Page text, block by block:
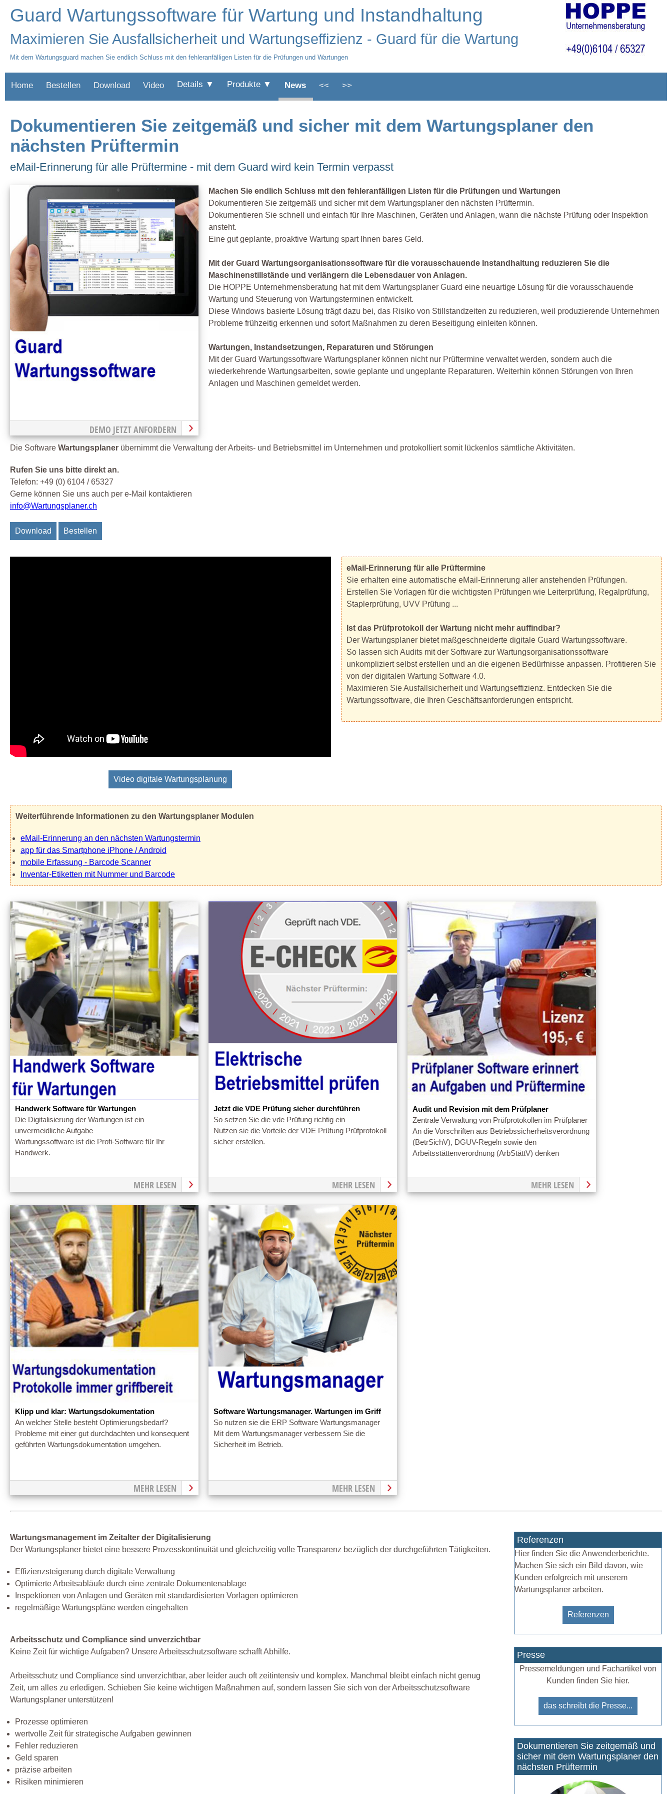
Guard Wartungssoftware für Wartung und Instandhaltung
Maximieren Sie Ausfallsicherheit und Wartungseffizienz - Guard für die Wartung
Mit dem Wartungsguard machen Sie endlich Schluss mit den fehleranfälligen Listen für die Prüfungen und Wartungen
Home Bestellen Download Video Details ▼ Produkte ▼ News << >>
Dokumentieren Sie zeitgemäß und sicher mit dem Wartungsplaner den
nächsten Prüftermin
eMail-Erinnerung für alle Prüftermine - mit dem Guard wird kein Termin verpasst
DEMO JETZT ANFORDERN
Machen Sie endlich Schluss mit den fehleranfälligen Listen für die Prüfungen und Wartungen
Dokumentieren Sie zeitgemäß und sicher mit dem Wartungsplaner den nächsten Prüftermin.
Dokumentieren Sie schnell und einfach für Ihre Maschinen, Geräten und Anlagen, wann die nächste Prüfung oder Inspektion
ansteht.
Eine gut geplante, proaktive Wartung spart Ihnen bares Geld.
Mit der Guard Wartungsorganisationssoftware für die vorausschauende Instandhaltung reduzieren Sie die
Maschinenstillstände und verlängern die Lebensdauer von Anlagen.
Die HOPPE Unternehmensberatung hat mit dem Wartungsplaner Guard eine neuartige Lösung für die vorausschauende
Wartung und Steuerung von Wartungsterminen entwickelt.
Diese Windows basierte Lösung trägt dazu bei, das Risiko von Stillstandzeiten zu reduzieren, weil produzierende Unternehmen
Probleme frühzeitig erkennen und sofort Maßnahmen zu deren Beseitigung einleiten können.
Wartungen, Instandsetzungen, Reparaturen und Störungen
Mit der Guard Wartungssoftware Wartungsplaner können nicht nur Prüftermine verwaltet werden, sondern auch die
wiederkehrende Wartungsarbeiten, sowie geplante und ungeplante Reparaturen. Weiterhin können Störungen von Ihren
Anlagen und Maschinen gemeldet werden.
Die Software Wartungsplaner übernimmt die Verwaltung der Arbeits- und Betriebsmittel im Unternehmen und protokolliert somit lückenlos sämtliche Aktivitäten.
Rufen Sie uns bitte direkt an.
Telefon: +49 (0) 6104 / 65327
Gerne können Sie uns auch per e-Mail kontaktieren
info@Wartungsplaner.ch
Download Bestellen
Video digitale Wartungsplanung
eMail-Erinnerung für alle Prüftermine
Sie erhalten eine automatische eMail-Erinnerung aller anstehenden Prüfungen.
Erstellen Sie Vorlagen für die wichtigsten Prüfungen wie Leiterprüfung, Regalprüfung,
Staplerprüfung, UVV Prüfung ...
Ist das Prüfprotokoll der Wartung nicht mehr auffindbar?
Der Wartungsplaner bietet maßgeschneiderte digitale Guard Wartungssoftware.
So lassen sich Audits mit der Software zur Wartungsorganisationssoftware
unkompliziert selbst erstellen und an die eigenen Bedürfnisse anpassen. Profitieren Sie
von der digitalen Wartung Software 4.0.
Maximieren Sie Ausfallsicherheit und Wartungseffizienz. Entdecken Sie die
Wartungssoftware, die Ihren Geschäftsanforderungen entspricht.
Weiterführende Informationen zu den Wartungsplaner Modulen
eMail-Erinnerung an den nächsten Wartungstermin
app für das Smartphone iPhone / Android
mobile Erfassung - Barcode Scanner
Inventar-Etiketten mit Nummer und Barcode
Handwerk Software für Wartungen
Die Digitalisierung der Wartungen ist ein
unvermeidliche Aufgabe
Wartungssoftware ist die Profi-Software für Ihr
Handwerk.
MEHR LESEN
Jetzt die VDE Prüfung sicher durchführen
So setzen Sie die vde Prüfung richtig ein
Nutzen sie die Vorteile der VDE Prüfung Prüfprotokoll
sicher erstellen.
MEHR LESEN
Audit und Revision mit dem Prüfplaner
Zentrale Verwaltung von Prüfprotokollen im Prüfplaner
An die Vorschriften aus Betriebssicherheitsverordnung
(BetrSichV), DGUV-Regeln sowie den
Arbeitsstättenverordnung (ArbStättV) denken
MEHR LESEN
Klipp und klar: Wartungsdokumentation
An welcher Stelle besteht Optimierungsbedarf?
Probleme mit einer gut durchdachten und konsequent
geführten Wartungsdokumentation umgehen.
MEHR LESEN
Software Wartungsmanager. Wartungen im Griff
So nutzen sie die ERP Software Wartungsmanager
Mit dem Wartungsmanager verbessern Sie die
Sicherheit im Betrieb.
MEHR LESEN
Wartungsmanagement im Zeitalter der Digitalisierung
Der Wartungsplaner bietet eine bessere Prozesskontinuität und gleichzeitig volle Transparenz bezüglich der durchgeführten Tätigkeiten.
Effizienzsteigerung durch digitale Verwaltung
Optimierte Arbeitsabläufe durch eine zentrale Dokumentenablage
Inspektionen von Anlagen und Geräten mit standardisierten Vorlagen optimieren
regelmäßige Wartungspläne werden eingehalten
Arbeitsschutz und Compliance sind unverzichtbar
Keine Zeit für wichtige Aufgaben? Unsere Arbeitsschutzsoftware schafft Abhilfe.
Arbeitsschutz und Compliance sind unverzichtbar, aber leider auch oft zeitintensiv und komplex. Manchmal bleibt einfach nicht genug
Zeit, um alles zu erledigen. Schieben Sie keine wichtigen Maßnahmen auf, sondern lassen Sie sich von der Arbeitsschutzsoftware
Wartungsplaner unterstützen!
Prozesse optimieren
wertvolle Zeit für strategische Aufgaben gewinnen
Fehler reduzieren
Geld sparen
präzise arbeiten
Risiken minimieren
Referenzen
Hier finden Sie die Anwenderberichte.
Machen Sie sich ein Bild davon, wie
Kunden erfolgreich mit unserem
Wartungsplaner arbeiten.
Referenzen
Presse
Pressemeldungen und Fachartikel von
Kunden finden Sie hier.
das schreibt die Presse...
Dokumentieren Sie zeitgemäß und
sicher mit dem Wartungsplaner den
nächsten Prüftermin